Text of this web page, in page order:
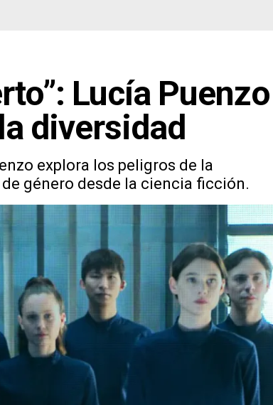
Lucía Puenzo
diversidad
explora los peligros de la
género desde la ciencia ficción.